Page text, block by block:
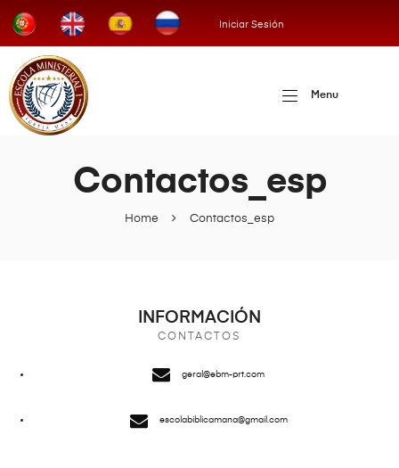
Iniciar Sesión
Menu
Home Contactos_esp
Contactos_esp
INFORMACIÓN
CONTACTOS
geral@ebm-prt.com
escolabiblicamana@gmail.com